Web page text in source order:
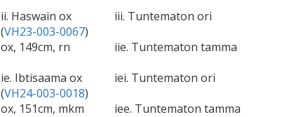
ii. Haswain ox
(VH23-003-0067)
ox, 149cm, rn
iii. Tuntematon ori
iie. Tuntematon tamma
ie. Ibtisaama ox
(VH24-003-0018)
ox, 151cm, mkm
iei. Tuntematon ori
iee. Tuntematon tamma